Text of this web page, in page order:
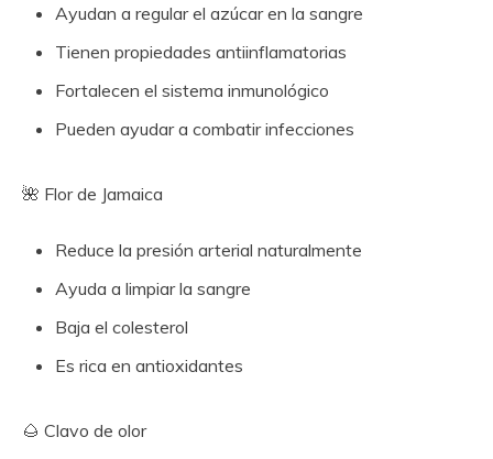
Ayudan a regular el azúcar en la sangre
Tienen propiedades antiinflamatorias
Fortalecen el sistema inmunológico
Pueden ayudar a combatir infecciones
🌺 Flor de Jamaica
Reduce la presión arterial naturalmente
Ayuda a limpiar la sangre
Baja el colesterol
Es rica en antioxidantes
🌰 Clavo de olor